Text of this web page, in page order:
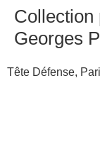
Collection
Georges
Tête Défense,